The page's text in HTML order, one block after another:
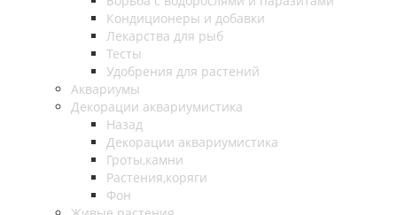
Кондиционеры и добавки
Лекарства для рыб
Тесты
Удобрения для растений
Аквариумы
Декорации аквариумистика
Назад
Декорации аквариумистика
Гроты,камни
Растения,коряги
Фон